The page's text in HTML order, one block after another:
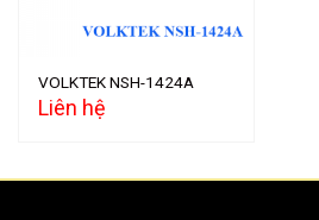
VOLKTEK NSH-1424A
Liên hệ